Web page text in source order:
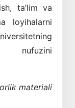
ta’lim va
loyihalarni
materiali